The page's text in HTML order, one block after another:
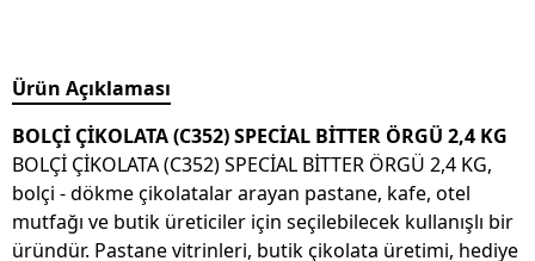
Ürün Açıklaması
BOLÇİ ÇİKOLATA (C352) SPECİAL BİTTER ÖRGÜ 2,4 KG
BOLÇİ ÇİKOLATA (C352) SPECİAL BİTTER ÖRGÜ 2,4 KG,
bolçi - dökme çikolatalar arayan pastane, kafe, otel
mutfağı ve butik üreticiler için seçilebilecek kullanışlı bir
üründür. Pastane vitrinleri, butik çikolata üretimi, hediye